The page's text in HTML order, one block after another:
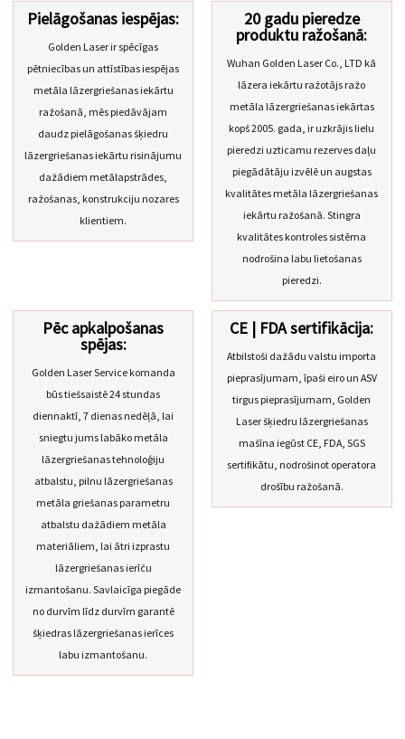
Pielāgošanas iespējas:
Golden Laser ir spēcīgas
pētniecības un attīstības iespējas
metāla lāzergriešanas iekārtu
ražošanā, mēs piedāvājam
daudz pielāgošanas šķiedru
lāzergriešanas iekārtu risinājumu
dažādiem metālapstrādes,
ražošanas, konstrukciju nozares
klientiem.
20 gadu pieredze
produktu ražošanā:
Wuhan Golden Laser Co., LTD kā
lāzera iekārtu ražotājs ražo
metāla lāzergriešanas iekārtas
kopš 2005. gada, ir uzkrājis lielu
pieredzi uzticamu rezerves daļu
piegādātāju izvēlē un augstas
kvalitātes metāla lāzergriešanas
iekārtu ražošanā. Stingra
kvalitātes kontroles sistēma
nodrošina labu lietošanas
pieredzi.
Pēc apkalpošanas
spējas:
Golden Laser Service komanda
būs tiešsaistē 24 stundas
diennaktī, 7 dienas nedēļā, lai
sniegtu jums labāko metāla
lāzergriešanas tehnoloģiju
atbalstu, pilnu lāzergriešanas
metāla griešanas parametru
atbalstu dažādiem metāla
materiāliem, lai ātri izprastu
lāzergriešanas ierīču
izmantošanu. Savlaicīga piegāde
no durvīm līdz durvīm garantē
šķiedras lāzergriešanas ierīces
labu izmantošanu.
CE | FDA sertifikācija:
Atbilstoši dažādu valstu importa
pieprasījumam, īpaši eiro un ASV
tirgus pieprasījumam, Golden
Laser šķiedru lāzergriešanas
mašīna iegūst CE, FDA, SGS
sertifikātu, nodrošinot operatora
drošību ražošanā.